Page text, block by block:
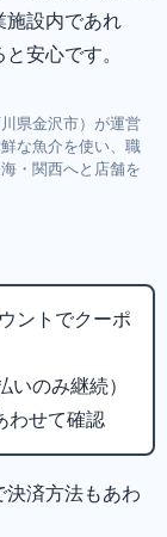
施設内であれ
安心です。
県金沢市）が運営
な魚介を使い、職
・関西へと店舗を
ントでクーポ
いのみ継続）
わせて確認
決済方法もあわ